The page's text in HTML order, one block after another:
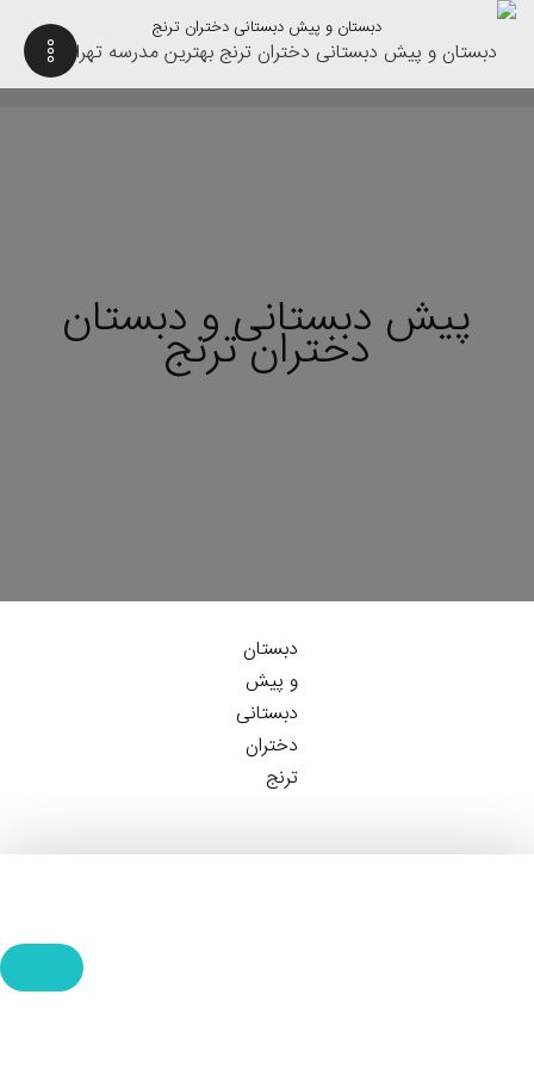
دبستان و پیش دبستانی دختران ترنج
پیش دبستانی و دبستان
دختران ترنج
دبستان
و پیش
دبستانی
دختران
ترنج